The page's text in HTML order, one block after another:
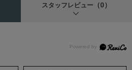
スタッフレビュー （0）